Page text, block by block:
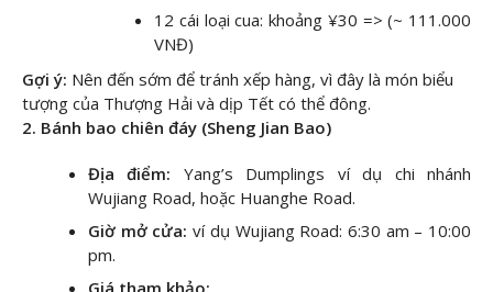
12 cái loại cua: khoảng ¥30 => (~ 111.000
VNĐ)
Gợi ý: Nên đến sớm để tránh xếp hàng, vì đây là món biểu
tượng của Thượng Hải và dịp Tết có thể đông.
2. Bánh bao chiên đáy (Sheng Jian Bao)
Địa điểm:
Yang’s Dumplings ví dụ chi nhánh
Wujiang Road, hoặc Huanghe Road.
Giờ mở cửa: ví dụ Wujiang Road: 6:30 am – 10:00
pm.
Giá tham khảo: